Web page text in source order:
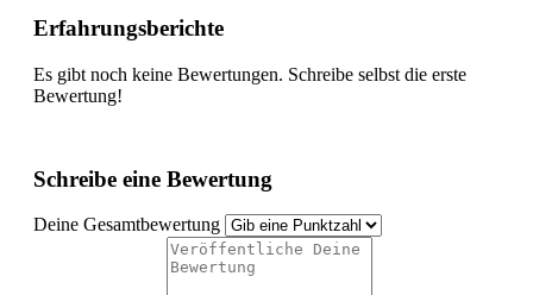
Erfahrungsberichte
Es gibt noch keine Bewertungen. Schreibe selbst die erste
Bewertung!
Schreibe eine Bewertung
Deine Gesamtbewertung